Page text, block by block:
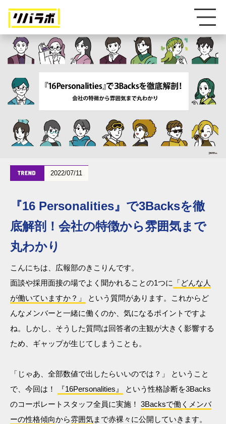
2022/07/11
『16 Personalities』で3Backsを徹
底解剖！会社の特徴から雰囲気まで
丸わかり
こんにちは、広報部のきこりんです。
面談や採用面接の場でよく聞かれることの1つに
「どんな人
が働いていますか？」
という質問があります。これからど
んなメンバーと一緒に働くのか、気になるポイントですよ
ね。しかし、そうした質問は回答者の主観が大きく影響する
ため、ギャップが生じてしまうことも。
「じゃあ、全部数値で出したらいいのでは？」 ということ
で、今回は！
『16Personalities』
という性格診断を3Backs
のコーポレートスタッフ全員に実施！ 3Backsで働くメンバ
ーの性格傾向から雰囲気まで赤裸々に公開していきます。